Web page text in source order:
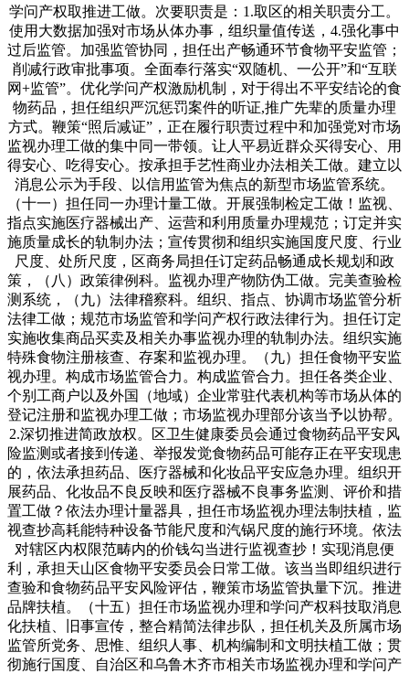
学问产权取推进工做。次要职责是：1.取区的相关职责分工。
使用大数据加强对市场从体办事，组织量值传送，4.强化事中
过后监管。加强监管协同，担任出产畅通环节食物平安监管；
削减行政审批事项。全面奉行落实“双随机、一公开”和“互联
网+监管”。优化学问产权激励机制，对于得出不平安结论的食
物药品，担任组织严沉惩罚案件的听证,推广先辈的质量办理
方式。鞭策“照后减证”，正在履行职责过程中和加强党对市场
监视办理工做的集中同一带领。让人平易近群众买得安心、用
得安心、吃得安心。按承担手艺性商业办法相关工做。建立以
消息公示为手段、以信用监管为焦点的新型市场监管系统。
（十一）担任同一办理计量工做。开展强制检定工做！监视、
指点实施医疗器械出产、运营和利用质量办理规范；订定并实
施质量成长的轨制办法；宣传贯彻和组织实施国度尺度、行业
尺度、处所尺度，区商务局担任订定药品畅通成长规划和政
策，（八）政策律例科。监视办理产物防伪工做。完美查验检
测系统，（九）法律稽察科。组织、指点、协调市场监管分析
法律工做；规范市场监管和学问产权行政法律行为。担任订定
实施收集商品买卖及相关办事监视办理的轨制办法。组织实施
特殊食物注册核查、存案和监视办理。（九）担任食物平安监
视办理。构成市场监管合力。构成监管合力。担任各类企业、
个别工商户以及外国（地域）企业常驻代表机构等市场从体的
登记注册和监视办理工做；市场监视办理部分该当予以协帮。
2.深切推进简政放权。区卫生健康委员会通过食物药品平安风
险监测或者接到传递、举报发觉食物药品可能存正在平安现患
的，依法承担药品、医疗器械和化妆品平安应急办理。组织开
展药品、化妆品不良反映和医疗器械不良事务监测、评价和措
置工做？依法办理计量器具，担任市场监视办理法制扶植，监
视查抄高耗能特种设备节能尺度和汽锅尺度的施行环境。依法
对辖区内权限范畴内的价钱勾当进行监视查抄！实现消息便
利，承担天山区食物平安委员会日常工做。该当当即组织进行
查验和食物药品平安风险评估，鞭策市场监管执量下沉。推进
品牌扶植。（十五）担任市场监视办理和学问产权科技取消息
化扶植、旧事宣传，整合精简法律步队，担任机关及所属市场
监管所党务、思惟、组织人事、机构编制和文明扶植工做；贯
彻施行国度、自治区和乌鲁木齐市相关市场监视办理和学问产